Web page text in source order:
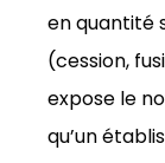
en quantité
(cession,
expose le
qu’un